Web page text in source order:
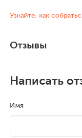
Узнайте, как
Отзывы
Написать
Имя